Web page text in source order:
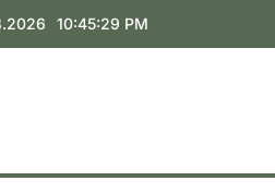
10:45:30 PM